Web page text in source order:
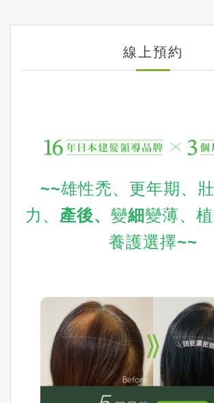
線上預約
~~雄性禿、更年期、
力、 產後、 變細變薄、
養護選擇~~